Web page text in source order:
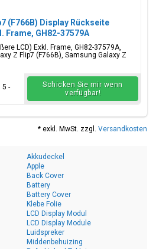
(F766B) Display Rückseite
Frame, GH82-37579A
LCD) Exkl. Frame, GH82-37579A,
Z Flip7 (F766B), Samsung Galaxy Z
5 -
Schicken Sie mir wenn
verfügbar!
* exkl. MwSt. zzgl. Versandkosten
Akkudeckel
Apple
Back Cover
Battery
Battery Cover
Klebe Folie
LCD Display Modul
LCD Display Module
Luidspreker
Middenbehuizing